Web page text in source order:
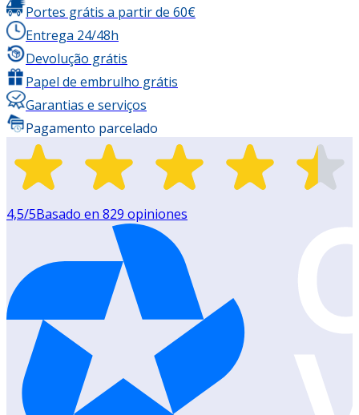
Portes grátis a partir de 60€
Entrega 24/48h
Devolução grátis
Papel de embrulho grátis
Garantias e serviços
Pagamento parcelado
4,5/5Basado en 829 opiniones